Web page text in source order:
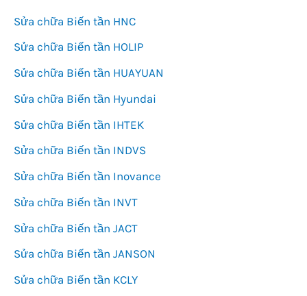
Sửa chữa Biến tần HNC
Sửa chữa Biến tần HOLIP
Sửa chữa Biến tần HUAYUAN
Sửa chữa Biến tần Hyundai
Sửa chữa Biến tần IHTEK
Sửa chữa Biến tần INDVS
Sửa chữa Biến tần Inovance
Sửa chữa Biến tần INVT
Sửa chữa Biến tần JACT
Sửa chữa Biến tần JANSON
Sửa chữa Biến tần KCLY